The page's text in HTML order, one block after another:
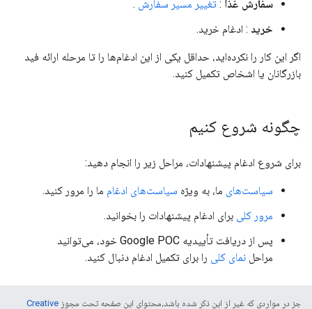
سفارش غذا : تغییر مسیر سفارش .
خرید : ادغام خرید.
اگر این کار را نکرده‌اید، حداقل یکی از این ادغام‌ها را تا مرحله ارائه فید
بازرگانان یا اشخاص تکمیل کنید.
چگونه شروع کنیم
برای شروع ادغام پیشنهادات، مراحل زیر را انجام دهید:
سیاست‌های ما، به ویژه سیاست‌های ادغام ما را مرور کنید.
مرور کلی برای ادغام پیشنهادات را بخوانید.
پس از دریافت تأییدیه Google POC خود، می‌توانید
مراحل نمای کلی را برای تکمیل ادغام دنبال کنید.
جز در مواردی که غیر از این ذکر شده باشد،‌محتوای این صفحه تحت مجوز Creative